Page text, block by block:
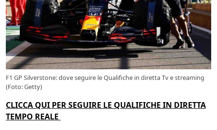
F1 GP Silverstone: dove seguire le Qualifiche in diretta Tv e streaming
(Foto: Getty)
CLICCA QUI PER SEGUIRE LE QUALIFICHE IN DIRETTA
TEMPO REALE